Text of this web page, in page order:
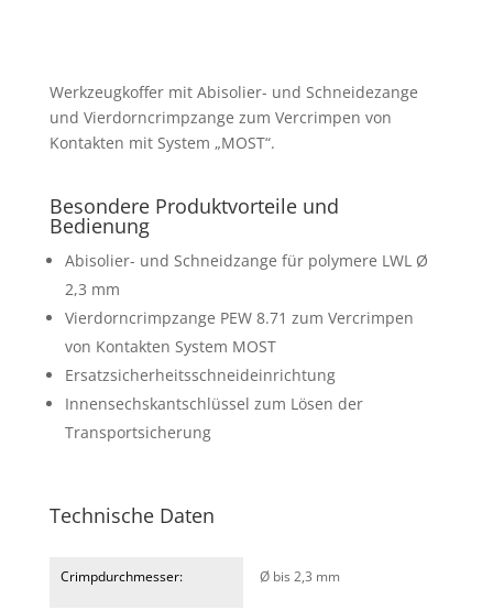
Werkzeugkoffer mit Abisolier- und Schneidezange
und Vierdorncrimpzange zum Vercrimpen von
Kontakten mit System „MOST“.
Besondere Produktvorteile und
Bedienung
Abisolier- und Schneidzange für polymere LWL Ø
2,3 mm
Vierdorncrimpzange PEW 8.71 zum Vercrimpen
von Kontakten System MOST
Ersatzsicherheitsschneideinrichtung
Innensechskantschlüssel zum Lösen der
Transportsicherung
Technische Daten
Crimpdurchmesser: Ø bis 2,3 mm